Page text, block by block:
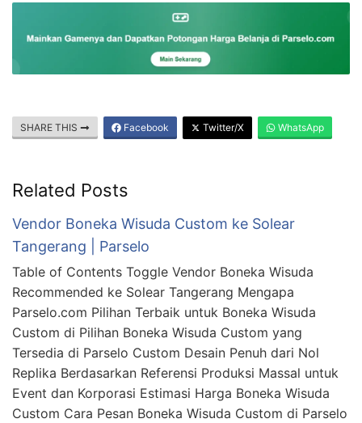
SHARE THIS Facebook Twitter/X WhatsApp
Related Posts
Vendor Boneka Wisuda Custom ke Solear
Tangerang | Parselo
Table of Contents Toggle Vendor Boneka Wisuda
Recommended ke Solear Tangerang Mengapa
Parselo.com Pilihan Terbaik untuk Boneka Wisuda
Custom di Pilihan Boneka Wisuda Custom yang
Tersedia di Parselo Custom Desain Penuh dari Nol
Replika Berdasarkan Referensi Produksi Massal untuk
Event dan Korporasi Estimasi Harga Boneka Wisuda
Custom Cara Pesan Boneka Wisuda Custom di Parselo